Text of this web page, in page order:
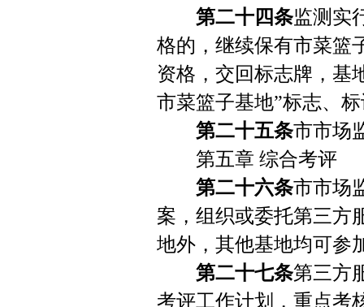
第二十四条监测实
格的，继续保有市菜篮
资格，交回标志牌，基
市菜篮子基地”标志、
第二十五条市市场
第五章 综合考评
第二十六条市市场
案，组织或委托第三方
地外，其他基地均可参
第二十七条第三方
考评工作计划，重点考